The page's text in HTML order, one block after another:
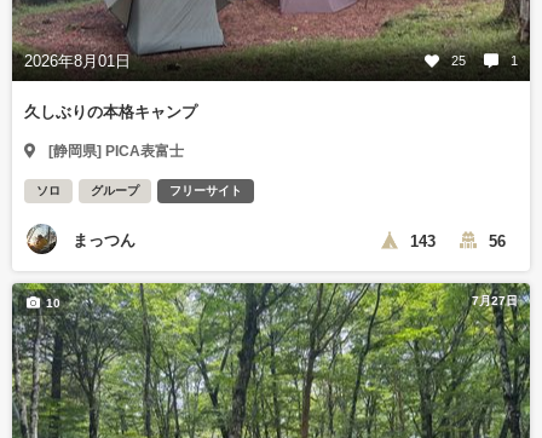
2026年8月01日 25 1
久しぶりの本格キャンプ
[静岡県] PICA表富士
ソロ グループ フリーサイト
まっつん 143 56
7月27日
10